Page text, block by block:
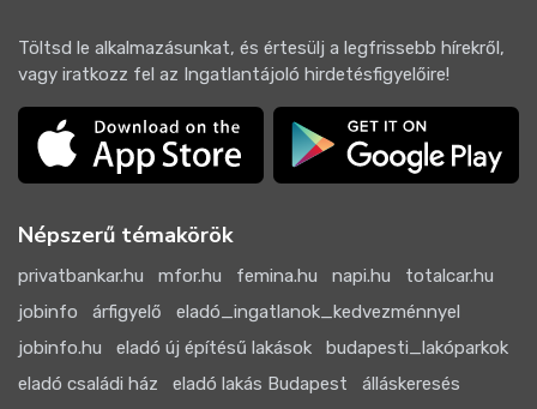
Töltsd le alkalmazásunkat, és értesülj a legfrissebb hírekről,
vagy iratkozz fel az Ingatlantájoló hirdetésfigyelőire!
Népszerű témakörök
privatbankar.hu mfor.hu femina.hu napi.hu
totalcar.hu
jobinfo
árfigyelő
eladó_ingatlanok_kedvezménnyel
jobinfo.hu
eladó új építésű lakások
budapesti_lakóparkok
eladó családi ház
eladó lakás Budapest álláskeresés